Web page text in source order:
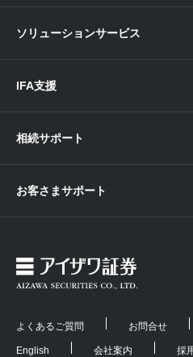
便利なサービス
当社サービスのご利用にあたって
ソリューションサービス
IFA支援
相続サポート
お客さまサポート
よくあるご質問 お問合せ
English 会社案内 採